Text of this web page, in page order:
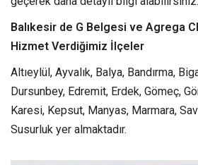
Balıkesir de G Belgesi ve Agrega
Hizmet Verdiğimiz İlçeler
Altıeylül, Ayvalık, Balya, Bandırma,
Dursunbey, Edremit, Erdek, Gömeç,
Karesi, Kepsut, Manyas, Marmara,
Susurluk yer almaktadır.